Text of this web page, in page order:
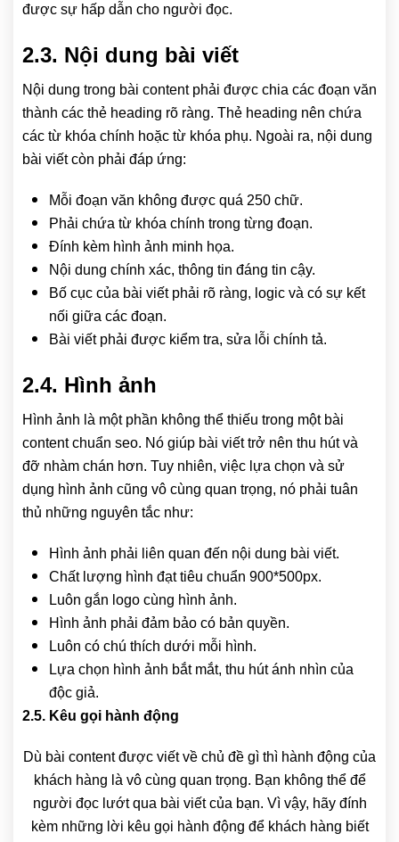
được sự hấp dẫn cho người đọc.
2.3. Nội dung bài viết
Nội dung trong bài content phải được chia các đoạn văn
thành các thẻ heading rõ ràng. Thẻ heading nên chứa
các từ khóa chính hoặc từ khóa phụ. Ngoài ra, nội dung
bài viết còn phải đáp ứng:
Mỗi đoạn văn không được quá 250 chữ.
Phải chứa từ khóa chính trong từng đoạn.
Đính kèm hình ảnh minh họa.
Nội dung chính xác, thông tin đáng tin cậy.
Bố cục của bài viết phải rõ ràng, logic và có sự kết
nối giữa các đoạn.
Bài viết phải được kiểm tra, sửa lỗi chính tả.
2.4. Hình ảnh
Hình ảnh là một phần không thể thiếu trong một bài
content chuẩn seo. Nó giúp bài viết trở nên thu hút và
đỡ nhàm chán hơn. Tuy nhiên, việc lựa chọn và sử
dụng hình ảnh cũng vô cùng quan trọng, nó phải tuân
thủ những nguyên tắc như:
Hình ảnh phải liên quan đến nội dung bài viết.
Chất lượng hình đạt tiêu chuẩn 900*500px.
Luôn gắn logo cùng hình ảnh.
Hình ảnh phải đảm bảo có bản quyền.
Luôn có chú thích dưới mỗi hình.
Lựa chọn hình ảnh bắt mắt, thu hút ánh nhìn của
độc giả.
2.5. Kêu gọi hành động
Dù bài content được viết về chủ đề gì thì hành động của
khách hàng là vô cùng quan trọng. Bạn không thể để
người đọc lướt qua bài viết của bạn. Vì vậy, hãy đính
kèm những lời kêu gọi hành động để khách hàng biết